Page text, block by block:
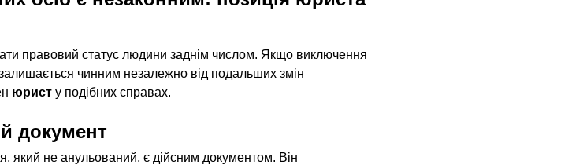
правовий статус людини заднім числом. Якщо виключення
чинним незалежно від подальших змін
юрист у подібних справах.
документ
який не анульований, є дійсним документом. Він